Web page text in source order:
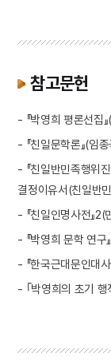
참고문헌
- 『박영희 평론선집
- 『친일문학론』(임
- 『친일반민족행위
결정이유서(친일반
- 『친일인명사전』
- 『박영희 문학 연
- 『한국근대문인대
- ｢박영희의 초기 행